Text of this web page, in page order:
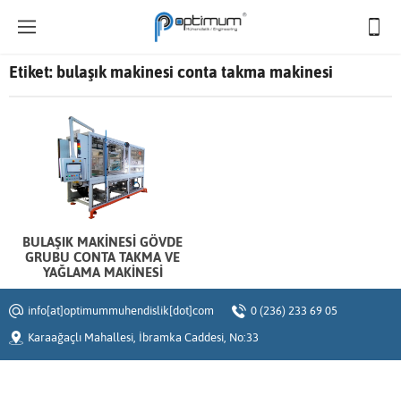
Etiket: bulaşık makinesi conta takma makinesi
BULAŞIK MAKİNESİ GÖVDE
GRUBU CONTA TAKMA VE
YAĞLAMA MAKİNESİ
info[at]optimummuhendislik[dot]com
0 (236) 233 69 05
Karaağaçlı Mahallesi, İbramka Caddesi, No:33